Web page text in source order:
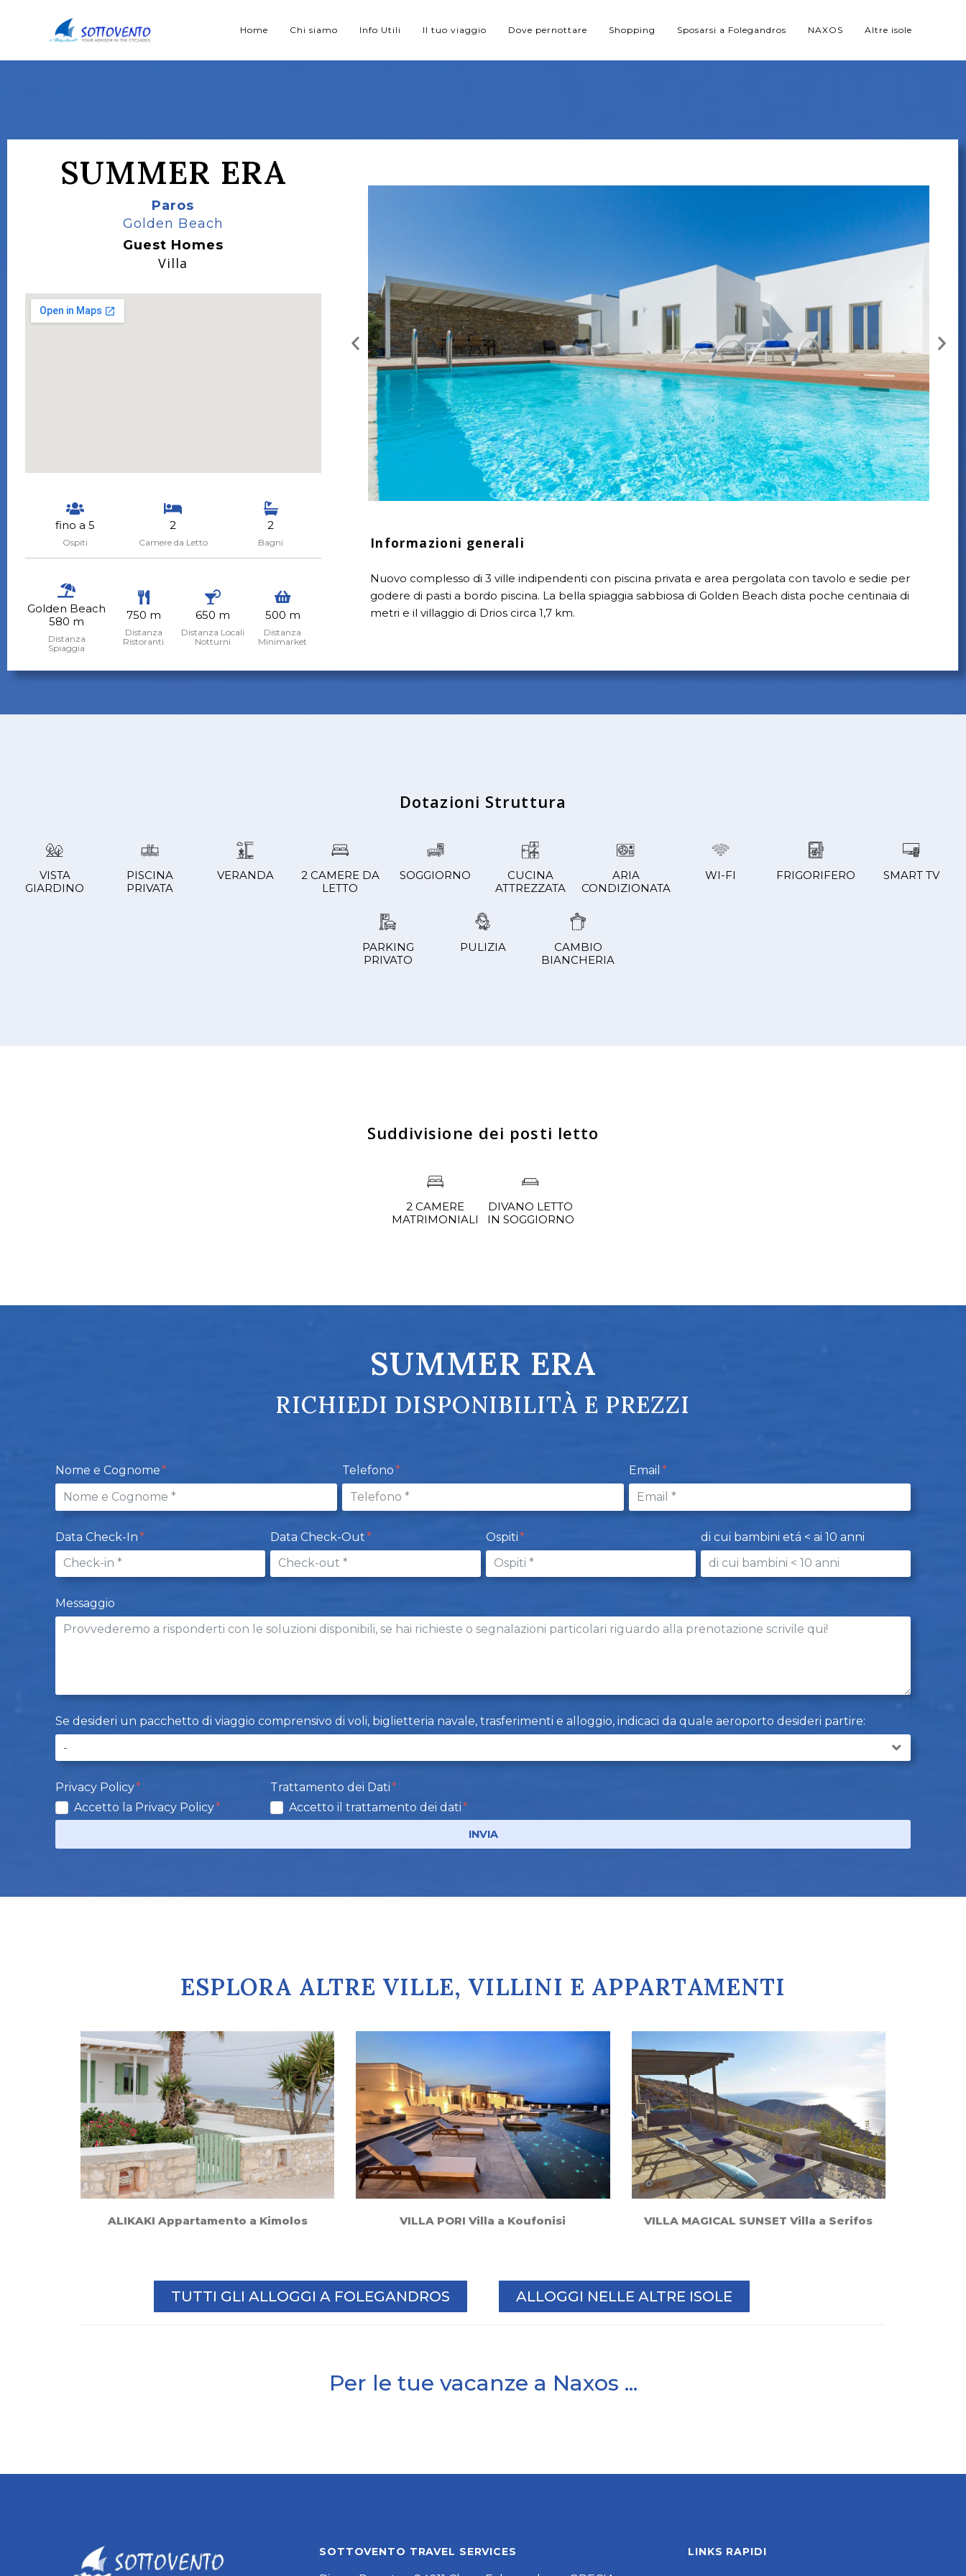
Home Chi siamo Info Utili Il tuo viaggio Dove pernottare Shopping Sposarsi a Folegandros NAXOS Altre isole
SUMMER ERA
Paros
Golden Beach
Guest Homes
Villa
fino a 5
Ospiti
2
Camere da Letto
2
Bagni
Golden Beach
580 m
Distanza
Spiaggia
750 m
Distanza
Ristoranti
650 m
Distanza Locali
Notturni
500 m
Distanza
Minimarket
Informazioni generali
Nuovo complesso di 3 ville indipendenti con piscina privata e area pergolata con tavolo e sedie per
godere di pasti a bordo piscina. La bella spiaggia sabbiosa di Golden Beach dista poche centinaia di
metri e il villaggio di Drios circa 1,7 km.
Dotazioni Struttura
VISTA
GIARDINO
PISCINA
PRIVATA
VERANDA
2 CAMERE DA
LETTO
SOGGIORNO
CUCINA
ATTREZZATA
ARIA
CONDIZIONATA
WI-FI FRIGORIFERO SMART TV
PARKING
PRIVATO
PULIZIA
CAMBIO
BIANCHERIA
Suddivisione dei posti letto
2 CAMERE
MATRIMONIALI
DIVANO LETTO
IN SOGGIORNO
SUMMER ERA
RICHIEDI DISPONIBILITÀ E PREZZI
Nome e Cognome Telefono Email
Data Check-In Data Check-Out Ospiti di cui bambini etá < ai 10 anni
Messaggio
Se desideri un pacchetto di viaggio comprensivo di voli, biglietteria navale, trasferimenti e alloggio, indicaci da quale aeroporto desideri partire:
Privacy Policy
Accetto la Privacy Policy
Trattamento dei Dati
Accetto il trattamento dei dati
INVIA
ESPLORA ALTRE VILLE, VILLINI E APPARTAMENTI
ALIKAKI Appartamento a Kimolos VILLA PORI Villa a Koufonisi VILLA MAGICAL SUNSET Villa a Serifos
TUTTI GLI ALLOGGI A FOLEGANDROS ALLOGGI NELLE ALTRE ISOLE
Per le tue vacanze a Naxos ...
SOTTOVENTO TRAVEL SERVICES LINKS RAPIDI